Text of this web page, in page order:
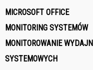
MICROSOFT OFFICE
MONITORING SYSTEMÓW
MONITOROWANIE
SYSTEMOWYCH